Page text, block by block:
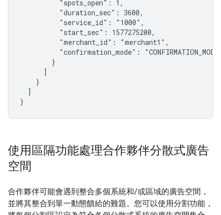
          "spots_open": 1,
          "duration_sec": 3600,
          "service_id": "1000",
          "start_sec": 1577275200,
          "merchant_id": "merchant1",
"confirmation_mode":
        }
      ]
    }
  ]
}
使用區隔功能處理合作夥伴分散式廣告
空間
合作夥伴可能會遇到整合多個系統和/或區域的廣告空間，
並將其整合到單一動態饋給的難題。您可以使用分割功能，